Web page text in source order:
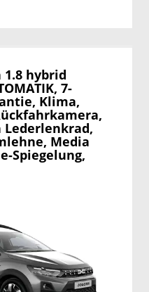
drucken
1.8 hybrid
7-
Klima,
Lederlenkrad,
Media
Spiegelung,